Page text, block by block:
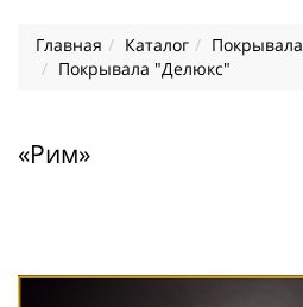
Главная Каталог
Покрывала
Покрывала "Делюкс"
«Рим»